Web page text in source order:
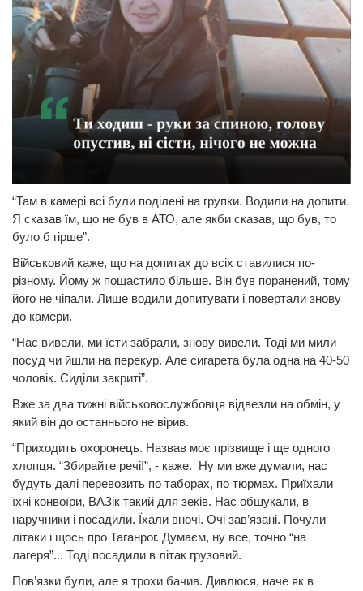
“Там в камері всі були поділені на групки. Водили на допити.
Я сказав їм, що не був в АТО, але якби сказав, що був, то
було б гірше”.
Військовий каже, що на допитах до всіх ставилися по-
різному. Йому ж пощастило більше. Він був поранений, тому
його не чіпали. Лише водили допитувати і повертали знову
до камери.
“Нас вивели, ми їсти забрали, знову вивели. Тоді ми мили
посуд чи йшли на перекур. Але сигарета була одна на 40-50
чоловік. Сиділи закриті”.
Вже за два тижні військовослужбовця відвезли на обмін, у
який він до останнього не вірив.
“Приходить охоронець. Назвав моє прізвище і ще одного
хлопця. “Збирайте речі!”, - каже. Ну ми вже думали, нас
будуть далі перевозить по таборах, по тюрмах. Приїхали
їхні конвоїри, ВАЗік такий для зеків. Нас обшукали, в
наручники і посадили. Їхали вночі. Очі зав’язані. Почули
літаки і щось про Таганрог. Думаєм, ну все, точно “на
лагеря”... Тоді посадили в літак грузовий.
Пов’язки були, але я трохи бачив. Дивлюся, наче як в